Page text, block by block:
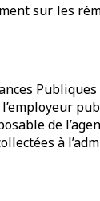
sur les
de
à